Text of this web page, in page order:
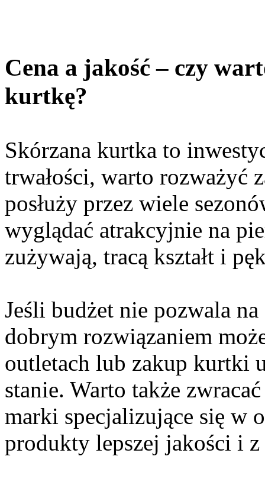
Cena a jakość – czy
kurtkę?
Skórzana kurtka to
trwałości, warto rozważyć
posłuży przez wiele
wyglądać atrakcyjnie na
zużywają, tracą kształt i
Jeśli budżet nie pozwala
dobrym rozwiązaniem
outletach lub zakup kurtki
stanie. Warto także
marki specjalizujące się w
produkty lepszej jakości i z